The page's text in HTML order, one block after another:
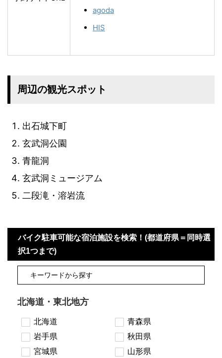
agoda
HIS
周辺の観光スポット
出石城下町
玄武洞公園
青龍洞
玄武洞ミュージアム
二段滝・溶岩流
バイク駐車可能な宿泊施設を検索！(都道府県＝同時選
択1つまで)
北海道・東北地方
北海道
青森県
岩手県
秋田県
宮城県
山形県